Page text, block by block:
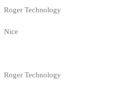
Roger Technology
Nice
Roger Technology